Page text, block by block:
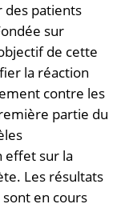
patients
sur
de cette
la réaction
contre les
partie du
effet sur la
Les résultats
sont en cours